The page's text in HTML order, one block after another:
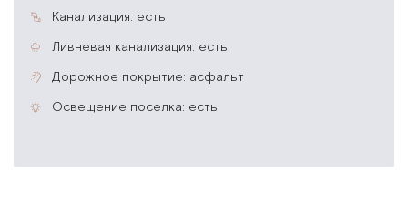
канализация: есть
ливневая канализация: есть
дорожное покрытие: асфальт
освещение поселка: есть